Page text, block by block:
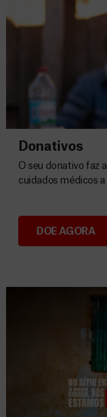
Donativos
Donativos
O seu donativo faz
cuidados médicos
DOE AGORA